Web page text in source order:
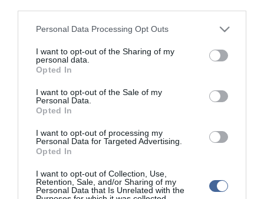
Please note that this website/app uses one or more Google
not limited to your visit or usage behaviour. You may click to
grant or deny consent to Google and its third-party tags to
use your data for below specified purposes in below Google
consent section.
Personal Data Processing Opt Outs
I want to opt-out of the Sharing of my
personal data.
Opted In
I want to opt-out of the Sale of my
Personal Data.
Opted In
I want to opt-out of processing my
Personal Data for Targeted Advertising.
Opted In
I want to opt-out of Collection, Use,
Retention, Sale, and/or Sharing of my
Personal Data that Is Unrelated with the
akadályozza a békefolyamatot" - érvelt Szibiha.
Az ukrán légierő jelentése szerint Oroszország az éjjel 138 Sahíd
típusú csapásmérő és különféle típusú megtévesztő drónnal
támadta Ukrajnát. A drónok közül 125-öt sikerült hatástalanítani, de
Klicsko polgármester közlése szerint két ember sérült meg.
Vadim Filaskin, Donyeck megye kormányzója arról tájékoztatott,
hogy vasárnap az orosz erők támadásaiban hat ember vesztette
életét, és négy sebesült meg a régióban.
ukrajnai embervesztesége elérte az 1 millió 5 ezret. Vasárnap az
ukrán erők megsemmisítettek egyéb haditechnikai eszközök
mellett két orosz harckocsit, 18 tüzérségi és egy légvédelmi